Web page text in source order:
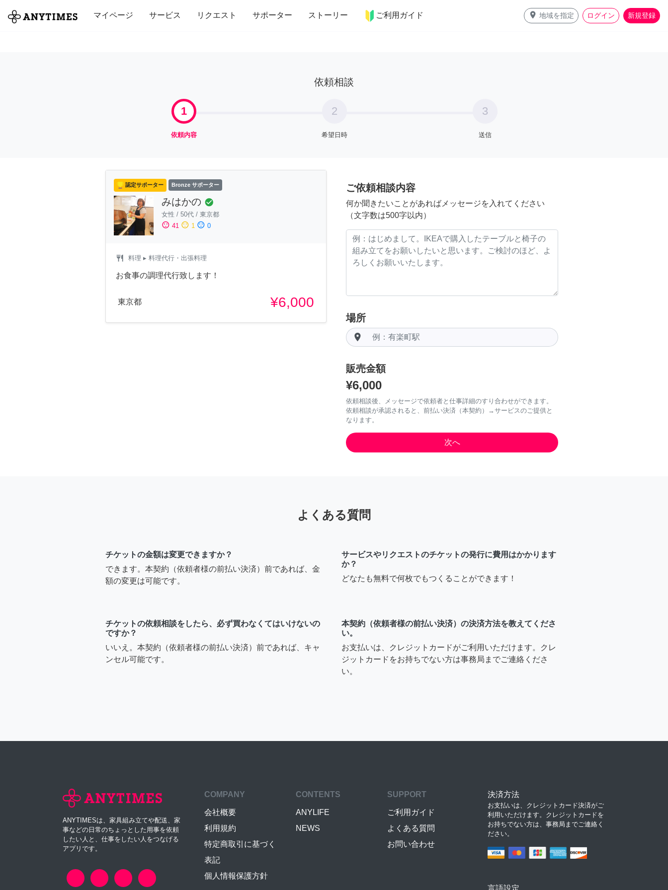
マイページ サービス リクエスト サポーター ストーリー ご利用ガイド place 地域を指定 ログイン 新規登録
全て 修理・組立 家事 引っ越し インテリア 趣味・習い事 ペット 料理
依頼相談
1
依頼内容
2
希望日時
3
送信
認定サポーター Bronze サポーター
みはかの check_circle
女性 / 50代 / 東京都
sentiment_satisfied 41 sentiment_neutral 1 sentiment_dissatisfied 0
restaurant 料理 ▸ 料理代行・出張料理
お食事の調理代行致します！
東京都 ¥6,000
ご依頼相談内容
何か聞きたいことがあればメッセージを入れてください
（文字数は500字以内）
場所
room
販売金額
¥6,000
依頼相談後、メッセージで依頼者と仕事詳細のすり合わせができます。
依頼相談が承認されると、前払い決済（本契約）→サービスのご提供と
なります。
よくある質問
チケットの金額は変更できますか？
できます。本契約（依頼者様の前払い決済）前であれば、金
額の変更は可能です。
サービスやリクエストのチケットの発行に費用はかかります
か？
どなたも無料で何枚でもつくることができます！
チケットの依頼相談をしたら、必ず買わなくてはいけないの
ですか？
いいえ。本契約（依頼者様の前払い決済）前であれば、キャ
ンセル可能です。
本契約（依頼者様の前払い決済）の決済方法を教えてくださ
い。
お支払いは、クレジットカードがご利用いただけます。クレ
ジットカードをお持ちでない方は事務局までご連絡くださ
い。
ANYTIMESは、家具組み立てや配送、家
事などの日常のちょっとした用事を依頼
したい人と、仕事をしたい人をつなげる
アプリです。
COMPANY
会社概要
利用規約
特定商取引に基づく
表記
個人情報保護方針
CONTENTS
ANYLIFE
NEWS
SUPPORT
ご利用ガイド
よくある質問
お問い合わせ
決済方法
お支払いは、クレジットカード決済がご
利用いただけます。クレジットカードを
お持ちでない方は、事務局までご連絡く
ださい。
言語設定